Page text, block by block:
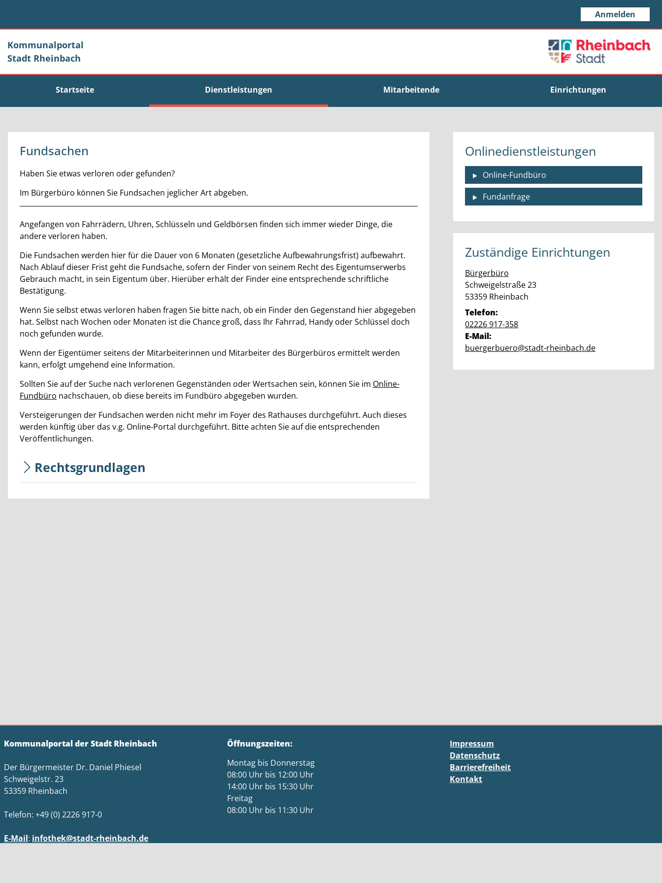
Anmelden
Kommunalportal
Stadt Rheinbach
Startseite Dienstleistungen Mitarbeitende Einrichtungen
Fundsachen
Kurzbeschreibung
Haben Sie etwas verloren oder gefunden?
Im Bürgerbüro können Sie Fundsachen jeglicher Art abgeben.
Beschreibung
Angefangen von Fahrrädern, Uhren, Schlüsseln und Geldbörsen finden sich immer wieder Dinge, die
andere verloren haben.
Die Fundsachen werden hier für die Dauer von 6 Monaten (gesetzliche Aufbewahrungsfrist) aufbewahrt.
Nach Ablauf dieser Frist geht die Fundsache, sofern der Finder von seinem Recht des Eigentumserwerbs
Gebrauch macht, in sein Eigentum über. Hierüber erhält der Finder eine entsprechende schriftliche
Bestätigung.
Wenn Sie selbst etwas verloren haben fragen Sie bitte nach, ob ein Finder den Gegenstand hier abgegeben
hat. Selbst nach Wochen oder Monaten ist die Chance groß, dass Ihr Fahrrad, Handy oder Schlüssel doch
noch gefunden wurde.
Wenn der Eigentümer seitens der Mitarbeiterinnen und Mitarbeiter des Bürgerbüros ermittelt werden
kann, erfolgt umgehend eine Information.
Sollten Sie auf der Suche nach verlorenen Gegenständen oder Wertsachen sein, können Sie im Online-
Fundbüro nachschauen, ob diese bereits im Fundbüro abgegeben wurden.
Versteigerungen der Fundsachen werden nicht mehr im Foyer des Rathauses durchgeführt. Auch dieses
werden künftig über das v.g. Online-Portal durchgeführt. Bitte achten Sie auf die entsprechenden
Veröffentlichungen.
Rechtsgrundlagen
Onlinedienstleistungen
Online-Fundbüro
Fundanfrage
Zuständige Einrichtungen
Bürgerbüro
Straße:
Schweigelstraße Hausnummer:
23
PLZ:
53359 Ort:
Rheinbach
Telefon:
02226 917-358
E-Mail:
buergerbuero@stadt-rheinbach.de
Kommunalportal der Stadt Rheinbach
Der Bürgermeister Dr. Daniel Phiesel
Schweigelstr. 23
53359 Rheinbach
Telefon: +49 (0) 2226 917-0
E-Mail: infothek@stadt-rheinbach.de
Öffnungszeiten:
Montag bis Donnerstag
08:00 Uhr bis 12:00 Uhr
14:00 Uhr bis 15:30 Uhr
Freitag
08:00 Uhr bis 11:30 Uhr
Impressum
Datenschutz
Barrierefreiheit
Kontakt